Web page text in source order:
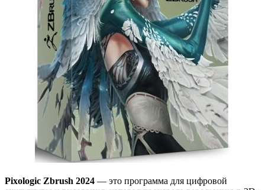
Pixologic Zbrush 2024 — это программа для цифровой